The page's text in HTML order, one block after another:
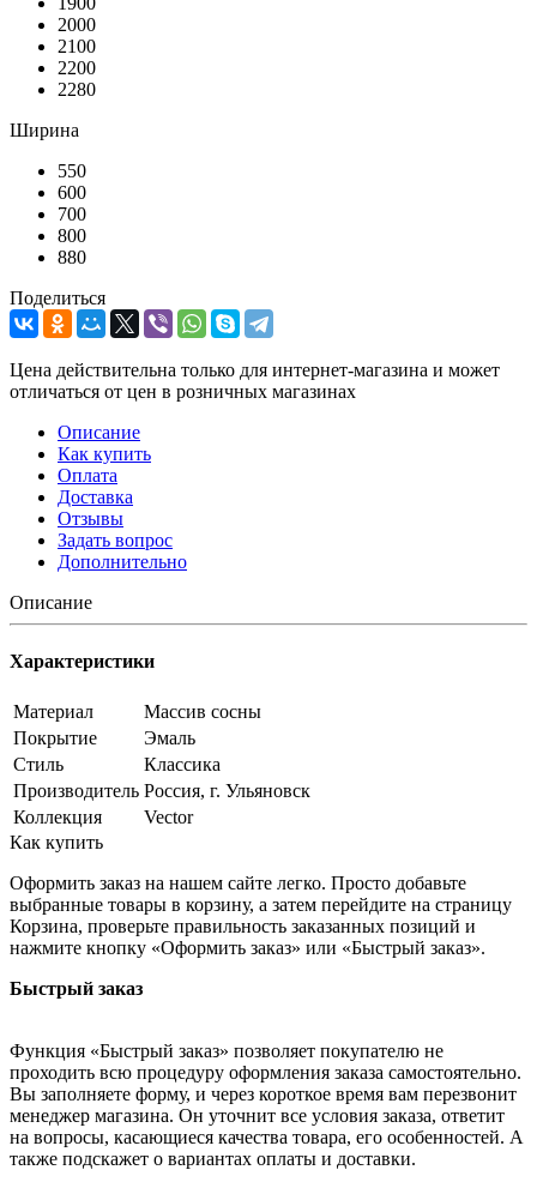
2000
2100
2200
2280
Ширина
550
600
700
800
880
Поделиться
Цена действительна только для интернет-магазина и может
отличаться от цен в розничных магазинах
Описание
Как купить
Оплата
Доставка
Отзывы
Задать вопрос
Дополнительно
Описание
Характеристики
Материал
Массив сосны
Покрытие
Эмаль
Стиль
Классика
Производитель Россия, г. Ульяновск
Коллекция
Vector
Как купить
Оформить заказ на нашем сайте легко. Просто добавьте
выбранные товары в корзину, а затем перейдите на страницу
Корзина, проверьте правильность заказанных позиций и
нажмите кнопку «Оформить заказ» или «Быстрый заказ».
Быстрый заказ
Функция «Быстрый заказ» позволяет покупателю не
проходить всю процедуру оформления заказа самостоятельно.
Вы заполняете форму, и через короткое время вам перезвонит
менеджер магазина. Он уточнит все условия заказа, ответит
на вопросы, касающиеся качества товара, его особенностей. А
также подскажет о вариантах оплаты и доставки.